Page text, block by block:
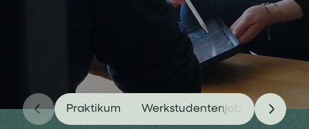
Praktikum Werkstudentenjob